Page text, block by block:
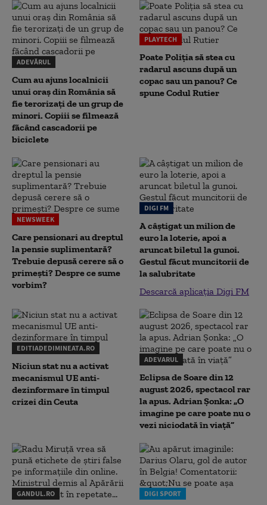
ADEVĂRUL
Cum au ajuns localnicii
unui oraș din România să
fie terorizați de un grup de
minori. Copiii se filmează
făcând cascadorii pe
biciclete
PLAYTECH
Poate Poliția să stea cu
radarul ascuns după un
copac sau un panou? Ce
spune Codul Rutier
NEWSWEEK
Care pensionari au dreptul
la pensie suplimentară?
Trebuie depusă cerere să o
primești? Despre ce sume
vorbim?
DIGI FM
A câștigat un milion de
euro la loterie, apoi a
aruncat biletul la gunoi.
Gestul făcut muncitorii de
la salubritate
Descarcă aplicația Digi FM
EDITIADEDIMINEATA.RO
Niciun stat nu a activat
mecanismul UE anti-
dezinformare în timpul
crizei din Ceuta
ADEVARUL
Eclipsa de Soare din 12
august 2026, spectacol rar
la apus. Adrian Șonka: „O
imagine pe care poate nu o
vezi niciodată în viață”
GANDUL.RO DIGI SPORT